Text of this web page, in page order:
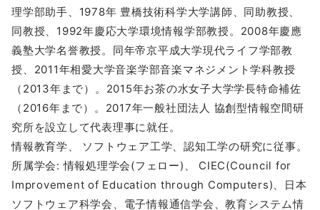
理学部助手、1978年 豊橋技術科学大学講師、同助教授、
同教授、1992年慶応大学環境情報学部教授。2008年慶應
義塾大学名誉教授。同年帝京平成大学現代ライフ学部教
授、2011年相愛大学音楽学部音楽マネジメント学科教授
（2013年まで）。2015年お茶の水女子大学学長特命補佐
（2016年まで）。2017年一般社団法人 協創型情報空間研
究所を設立して代表理事に就任。
情報教育学、 ソフトウェア工学、認知工学の研究に従事。
所属学会: 情報処理学会(フェロー)、 CIEC(Council for
Improvement of Education through Computers)、日本
ソフトウェア科学会、電子情報通信学会、教育システム情